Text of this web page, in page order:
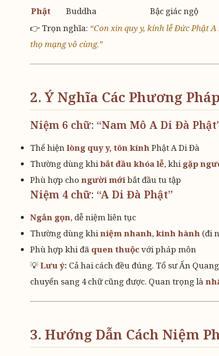
Phật
Buddha
Bậc giác ngộ
👉 Trọn nghĩa: “Con xin quy y, kính lễ Đức Phật
thọ mạng vô cùng.”
2. Ý Nghĩa Các Phương
Niệm 6 chữ: “Nam Mô A Di Đà
Thể hiệnlòng quy y, tôn kínhPhật A Di Đà
Thường dùng khibắt đầu khóa lễ, khigặp
Phù hợp cho người mớibắt đầu tu tập
Niệm 4 chữ: “A Di Đà Phật”
Ngắn gọn, dễ niệm liên tục
Thường dùng khiniệm nhanh,kinh hành (đi
Phù hợp khi đã quen thuộcvới pháp môn
💡Lưu ý: Cả hai cách đều đúng. Tổ sư Ấn
chuyển sang 4 chữ cũng được. Quan trọng là
3. Hướng Dẫn Cách Niệm